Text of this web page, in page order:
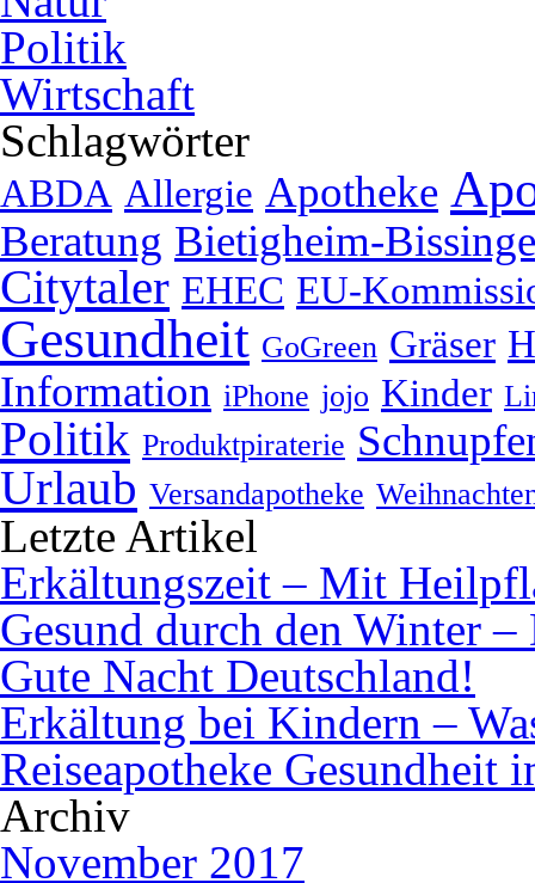
Politik
Wirtschaft
Schlagwörter
ABDA Allergie Apotheke
Beratung Bietigheim-
Citytaler EHEC EU-
Gesundheit GoGreen Gräser
Information iPhone jojo Kinder
Politik Produktpiraterie
Urlaub Versandapotheke
Letzte Artikel
Erkältungszeit – Mit
Gesund durch den Winter
Gute Nacht Deutschland!
Erkältung bei Kindern –
Reiseapotheke Gesundheit
Archiv
November 2017